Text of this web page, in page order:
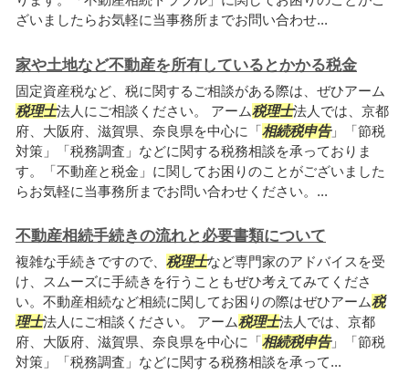
ざいましたらお気軽に当事務所までお問い合わせ...
家や土地など不動産を所有しているとかかる税金
固定資産税など、税に関するご相談がある際は、ぜひアーム
税理士法人にご相談ください。 アーム税理士法人では、京都
府、大阪府、滋賀県、奈良県を中心に「相続税申告」「節税
対策」「税務調査」などに関する税務相談を承っておりま
す。「不動産と税金」に関してお困りのことがございました
らお気軽に当事務所までお問い合わせください。...
不動産相続手続きの流れと必要書類について
複雑な手続きですので、 税理士など専門家のアドバイスを受
け、スムーズに手続きを行うこともぜひ考えてみてくださ
い。不動産相続など相続に関してお困りの際はぜひアーム税
理士法人にご相談ください。 アーム税理士法人では、京都
府、大阪府、滋賀県、奈良県を中心に「相続税申告」「節税
対策」「税務調査」などに関する税務相談を承って...